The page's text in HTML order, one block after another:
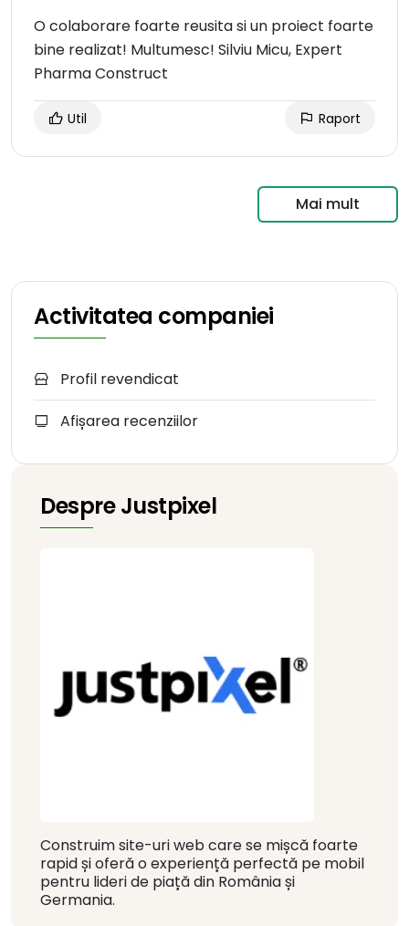
O colaborare foarte reusita si un proiect foarte
bine realizat! Multumesc! Silviu Micu, Expert
Pharma Construct
Util Raport
Mai mult
Activitatea companiei
Profil revendicat
Afișarea recenziilor
Despre Justpixel
Construim site-uri web care se mișcă foarte
rapid și oferă o experiență perfectă pe mobil
pentru lideri de piață din România și
Germania.